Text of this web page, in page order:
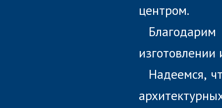
центром.
изготовлении
Надеемся,